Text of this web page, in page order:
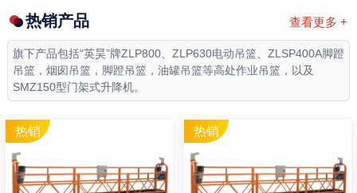
查看更多 +
热销产品
旗下产品包括“英昊”牌ZLP800、ZLP630电动吊篮、ZLSP400A脚蹬
吊篮，烟囱吊篮，脚蹬吊篮，油罐吊篮等高处作业吊篮，以及
SMZ150型门架式升降机。